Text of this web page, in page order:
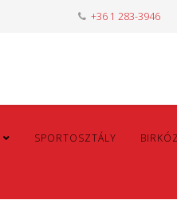
+36 1 283-3946
SPORTOSZTÁLY